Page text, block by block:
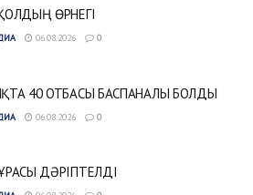
ӨРНЕГІ
06.08.2026 0
40 ОТБАСЫ БАСПАНАЛЫ БОЛДЫ
06.08.2026 0
ДӘРІПТЕЛДІ